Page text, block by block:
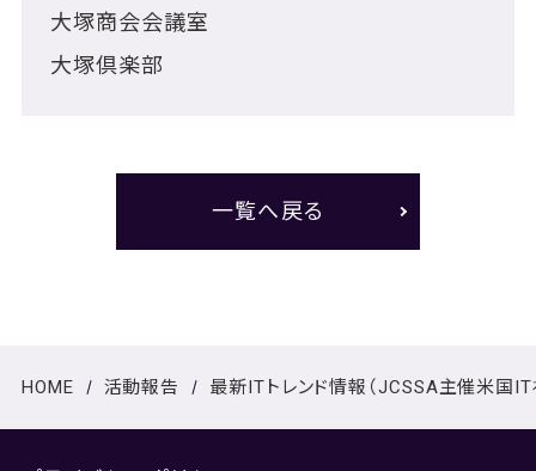
大塚商会会議室
大塚倶楽部
一覧へ戻る
HOME 活動報告 最新ITトレンド情報（JCSSA主催米国